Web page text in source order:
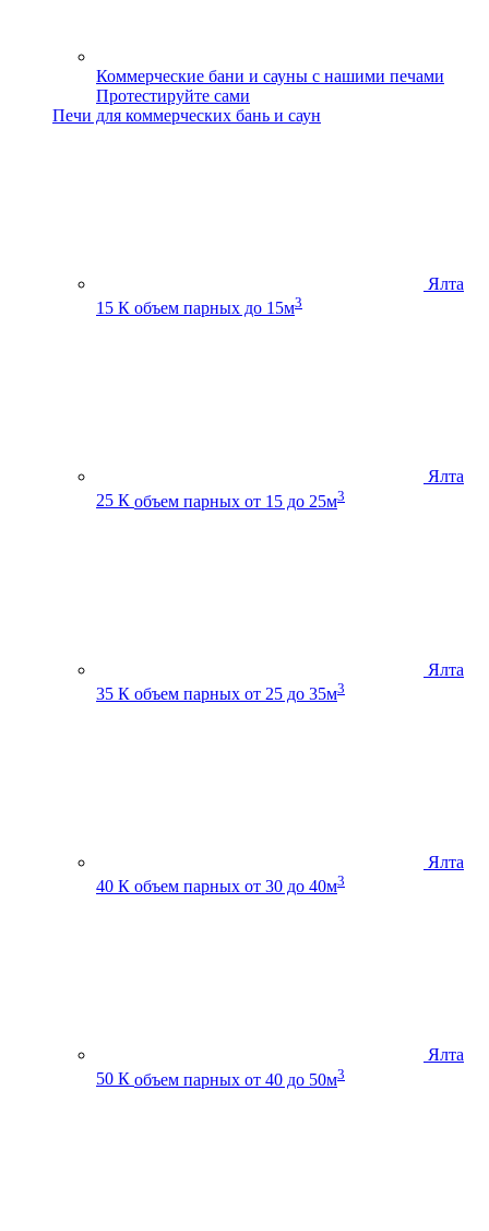
Коммерческие бани и сауны с нашими печами
Протестируйте сами
Печи для коммерческих бань и саун
Ялта
15 К объем парных до 15м3
Ялта
25 К объем парных от 15 до 25м3
Ялта
35 К объем парных от 25 до 35м3
Ялта
40 К объем парных от 30 до 40м3
Ялта
50 К объем парных от 40 до 50м3